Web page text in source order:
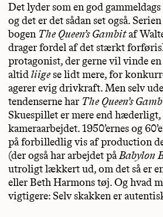
Det lyder som en god
og det er det sådan set også.
bogen The Queen’s Gambitaf
drager fordel af det stærkt
protagonist, der gerne vil vinde
altidliigese lidt mere, for
agerer evig drivkraft. Men selv
tendenserne har The Queen’s
Skuespillet er mere end hæderligt,
kameraarbejdet. 1950’ernes og
på forbilledlig vis af production
(der også har arbejdet påBabylon
utroligt lækkert ud, om det så er
eller Beth Harmons tøj. Og hvad
vigtigere: Selv skakken er